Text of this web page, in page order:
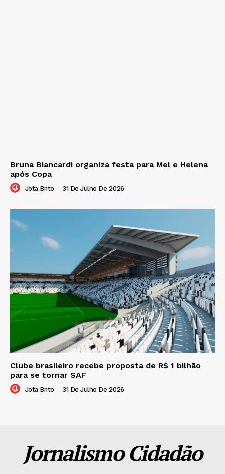
Bruna Biancardi organiza festa para Mel e Helena
após Copa
Jota Brito - 31 De Julho De 2026
Clube brasileiro recebe proposta de R$ 1 bilhão
para se tornar SAF
Jota Brito - 31 De Julho De 2026
Jornalismo Cidadão